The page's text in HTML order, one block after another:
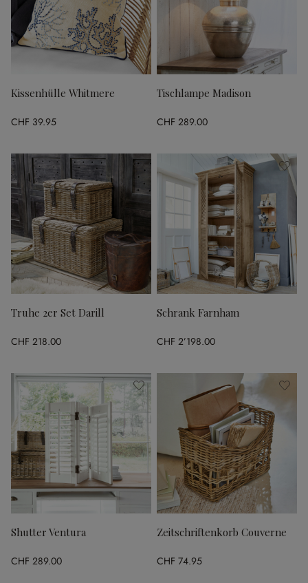
Kissenhülle Whitmere
CHF 39.95
Tischlampe Madison
CHF 289.00
Truhe 2er Set Darill
CHF 218.00
Schrank Farnham
CHF 2’198.00
Shutter Ventura
CHF 289.00
Zeitschriftenkorb Couverne
CHF 74.95